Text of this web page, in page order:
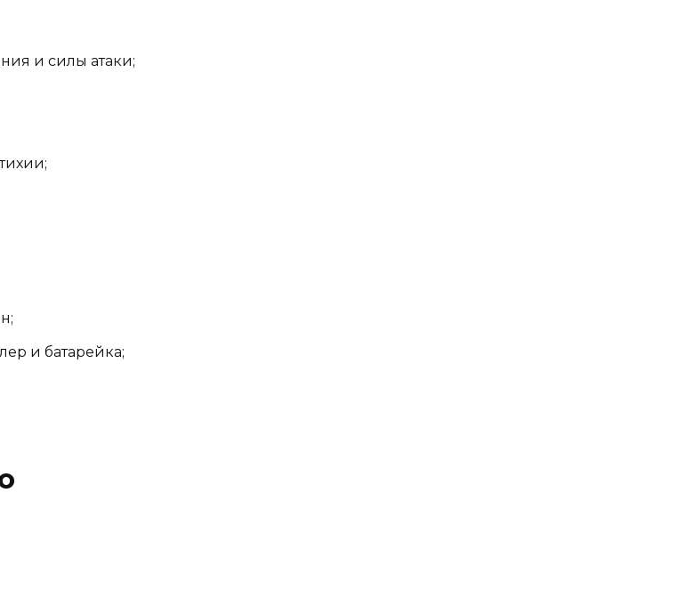
и силы атаки;
и батарейка;